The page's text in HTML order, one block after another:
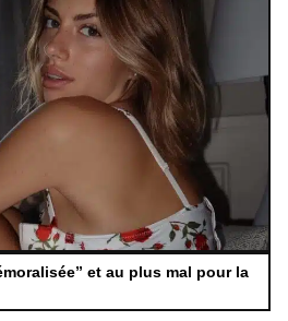
et au plus mal pour la